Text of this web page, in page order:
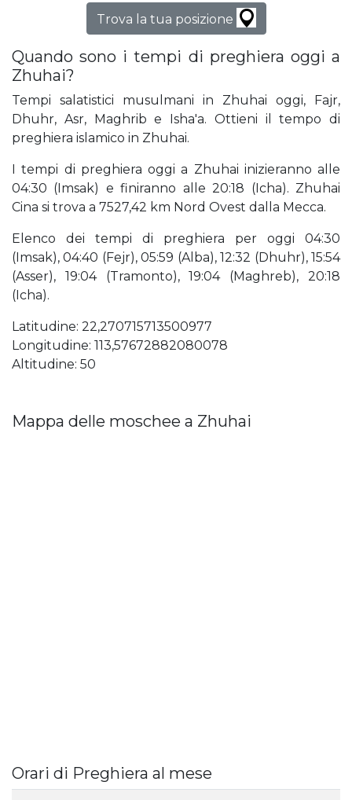
Trova la tua posizione
Quando sono i tempi di preghiera oggi a
Zhuhai?
Tempi salatistici musulmani in Zhuhai oggi, Fajr,
Dhuhr, Asr, Maghrib e Isha'a. Ottieni il tempo di
preghiera islamico in Zhuhai.
I tempi di preghiera oggi a Zhuhai inizieranno alle
04:30 (Imsak) e finiranno alle 20:18 (Icha). Zhuhai
Cina si trova a 7527,42 km Nord Ovest dalla Mecca.
Elenco dei tempi di preghiera per oggi 04:30
(Imsak), 04:40 (Fejr), 05:59 (Alba), 12:32 (Dhuhr), 15:54
(Asser), 19:04 (Tramonto), 19:04 (Maghreb), 20:18
(Icha).
Latitudine: 22,270715713500977
Longitudine: 113,57672882080078
Altitudine: 50
Mappa delle moschee a Zhuhai
Orari di Preghiera al mese